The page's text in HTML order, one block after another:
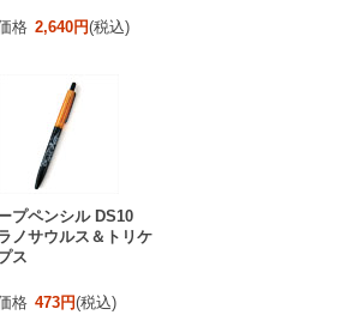
格 2,640円(税込)
プペンシル DS10
ノサウルス＆トリケ
ス
格 473円(税込)